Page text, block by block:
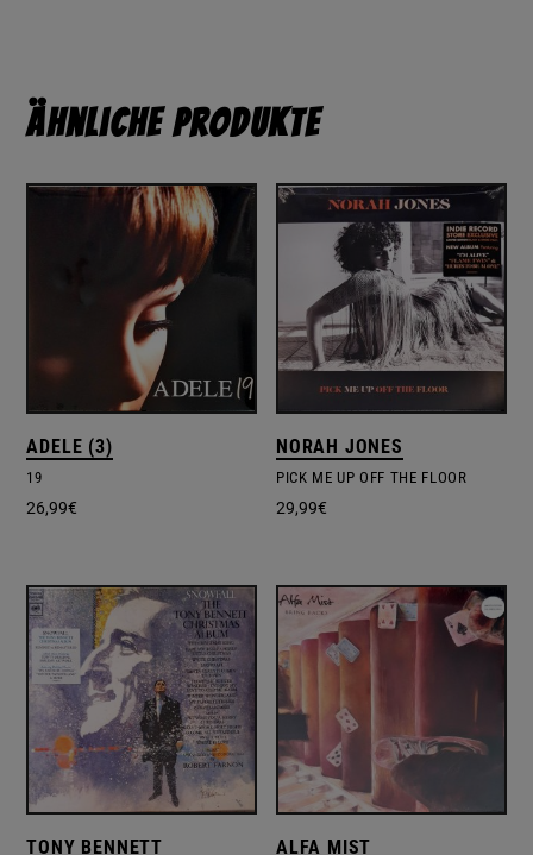
Ähnliche Produkte
ADELE (3)
19
26,99€
NORAH JONES
PICK ME UP OFF THE FLOOR
29,99€
TONY BENNETT ALFA MIST